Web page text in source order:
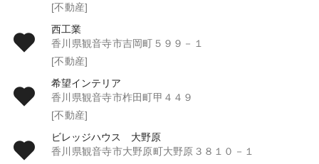
[不動産]
西工業
香川県観音寺市吉岡町５９９－１
[不動産]
希望インテリア
香川県観音寺市柞田町甲４４９
[不動産]
ビレッジハウス 大野原
香川県観音寺市大野原町大野原３８１０－１